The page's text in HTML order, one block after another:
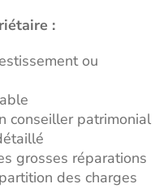
:
ou
conseiller patrimonial
grosses réparations
des charges